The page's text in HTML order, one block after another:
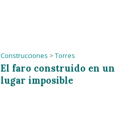
Construcciones > Torres
El faro construido en un
lugar imposible